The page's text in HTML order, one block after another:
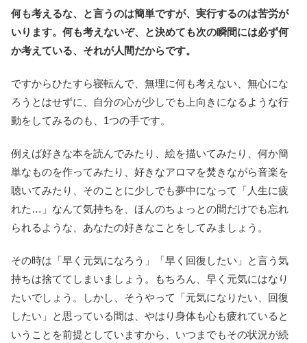
何も考えるな、と言うのは簡単ですが、実行するのは苦労が
いります。何も考えないぞ、と決めても次の瞬間には必ず何
か考えている、それが人間だからです。
ですからひたすら寝転んで、無理に何も考えない、無心にな
ろうとはせずに、自分の心が少しでも上向きになるような行
動をしてみるのも、1つの手です。
例えば好きな本を読んでみたり、絵を描いてみたり、何か簡
単なものを作ってみたり、好きなアロマを焚きながら音楽を
聴いてみたり、そのことに少しでも夢中になって「人生に疲
れた…」なんて気持ちを、ほんのちょっとの間だけでも忘れ
られるような、あなたの好きなことをしてみましょう。
その時は「早く元気になろう」「早く回復したい」と言う気
持ちは捨ててしまいましょう。もちろん、早く元気にはなり
たいでしょう。しかし、そうやって「元気になりたい、回復
したい」と思っている間は、やはり身体も心も疲れていると
いうことを前提としていますから、いつまでもその状況が続